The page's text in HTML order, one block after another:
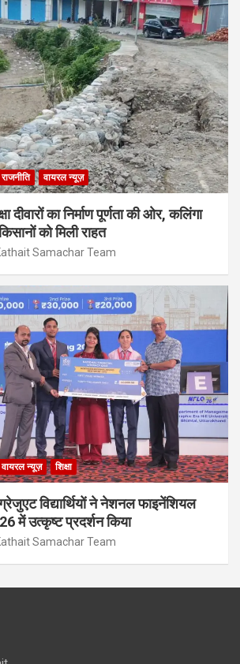
राजनीति वायरल न्यूज़
दीवारों का निर्माण पूर्णता की ओर, कलिंगा
को मिली राहत
Samachar Team
वायरल न्यूज़ शिक्षा
विद्यार्थियों ने नेशनल फाइनेंशियल
में उत्कृष्ट प्रदर्शन किया
Samachar Team